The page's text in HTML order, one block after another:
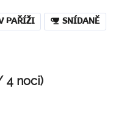
PAŘÍŽI SNÍDANĚ
4 noci)